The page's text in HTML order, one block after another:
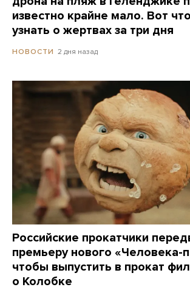
известно крайне мало. Вот
узнать о жертвах за три дня
НОВОСТИ 2 дня назад
Российские прокатчики
премьеру нового «Человека-
чтобы выпустить в прокат
о Колобке